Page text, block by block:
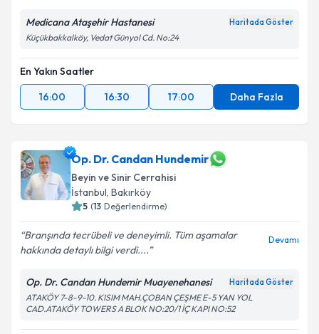
Medicana Ataşehir Hastanesi Haritada Göster
Küçükbakkalköy, Vedat Günyol Cd. No:24
En Yakın Saatler
16:00
16:30 17:00 Daha Fazla
Op. Dr. Candan Hundemir
Beyin ve Sinir Cerrahisi
İstanbul, Bakırköy
5 (13 Değerlendirme)
Branşında tecrübeli ve deneyimli. Tüm aşamalar
hakkında detaylı bilgi verdi....
Devamı
Op. Dr. Candan Hundemir Muayenehanesi Haritada Göster
ATAKÖY 7-8-9-10. KISIM MAH.ÇOBAN ÇEŞME E-5 YAN YOL
CAD.ATAKÖY TOWERS A BLOK NO:20/1 İÇ KAPI NO:52